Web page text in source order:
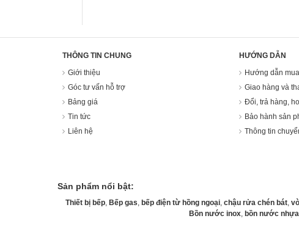
THÔNG TIN CHUNG
Giới thiệu
Góc tư vấn hỗ trợ
Bảng giá
Tin tức
Liên hệ
HƯỚNG DẪN
Hướng dẫn
Giao hàng và
Đổi, trả hàng,
Bảo hành sản
Thông tin
Sản phẩm nổi bật:
Thiết bị bếp, Bếp gas, bếp điện từ hồng ngoại, chậu rửa chén bát,
Bồn nước inox, bồn nước nhựa